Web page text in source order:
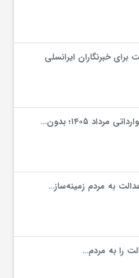
۱۴۰۵؛ بدون…
به مردم زمینه‌ساز…
را به مردم…